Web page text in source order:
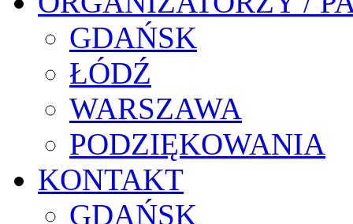
GDAŃSK
ŁÓDŹ
WARSZAWA
PODZIĘKOWANIA
KONTAKT
GDAŃSK